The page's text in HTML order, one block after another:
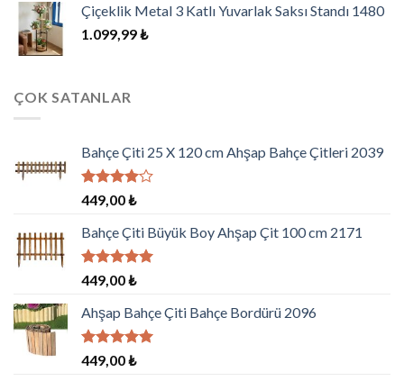
Çiçeklik Metal 3 Katlı Yuvarlak Saksı Standı 1480
1.099,99₺
ÇOK SATANLAR
Bahçe Çiti 25 X 120 cm Ahşap Bahçe Çitleri 2039
5
üzerinden
4.00
oy
aldı
449,00₺
Bahçe Çiti Büyük Boy Ahşap Çit 100 cm 2171
5 üzerinden
5.00oy
aldı
449,00₺
Ahşap Bahçe Çiti Bahçe Bordürü 2096
5 üzerinden
5.00oy
449,00₺